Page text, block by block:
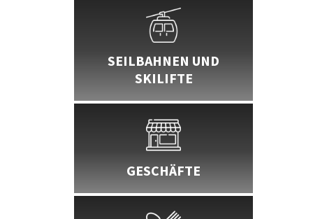
SEILBAHNEN UND
SKILIFTE
GESCHÄFTE